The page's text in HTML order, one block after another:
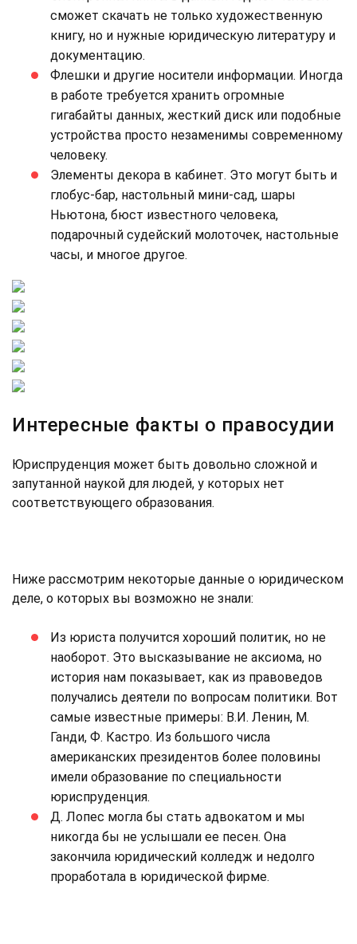
сможет скачать не только художественную
книгу, но и нужные юридическую литературу и
документацию.
Флешки и другие носители информации. Иногда
в работе требуется хранить огромные
гигабайты данных, жесткий диск или подобные
устройства просто незаменимы современному
человеку.
Элементы декора в кабинет. Это могут быть и
глобус-бар, настольный мини-сад, шары
Ньютона, бюст известного человека,
подарочный судейский молоточек, настольные
часы, и многое другое.
Интересные факты о правосудии
Юриспруденция может быть довольно сложной и
запутанной наукой для людей, у которых нет
соответствующего образования.
Ниже рассмотрим некоторые данные о юридическом
деле, о которых вы возможно не знали:
Из юриста получится хороший политик, но не
наоборот. Это высказывание не аксиома, но
история нам показывает, как из правоведов
получались деятели по вопросам политики. Вот
самые известные примеры: В.И. Ленин, М.
Ганди, Ф. Кастро. Из большого числа
американских президентов более половины
имели образование по специальности
юриспруденция.
Д. Лопес могла бы стать адвокатом и мы
никогда бы не услышали ее песен. Она
закончила юридический колледж и недолго
проработала в юридической фирме.